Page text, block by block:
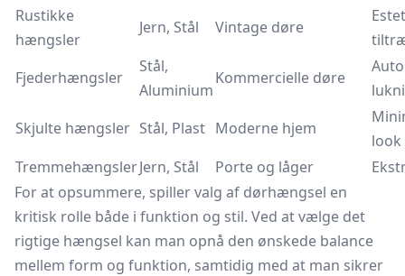
Rustikke
hængsler
Jern, Stål Vintage døre
Fjederhængsler
Stål,
Aluminium
Kommercielle døre
Skjulte hængsler Stål, Plast Moderne hjem
look
TremmehængslerJern, Stål Porte og låger
For at opsummere, spiller valg af dørhængsel en
kritisk rolle både i funktion og stil. Ved at vælge det
rigtige hængsel kan man opnå den ønskede balance
mellem form og funktion, samtidig med at man sikrer